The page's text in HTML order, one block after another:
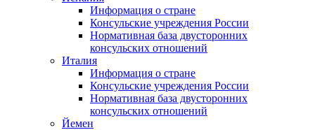
Информация о стране
Консульские учреждения России
Нормативная база двусторонних
консульских отношений
Италия
Информация о стране
Консульские учреждения России
Нормативная база двусторонних
консульских отношений
Йемен